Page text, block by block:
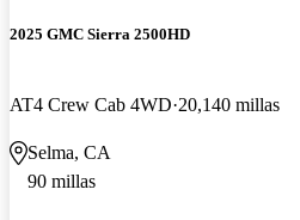
2025 GMC Sierra 2500HD
AT4 Crew Cab 4WD 20,140 millas
Selma, CA
90 millas